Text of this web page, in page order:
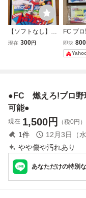
【ソフトなし】FC
プロ野球ファミリ
現在 300円
FC プ
ミリー
箱説付
ンソフ
即決 800
●FC 燃えろ!プ
可能●
現在 1,500円 （税0円）
1件 12月3日（
やや傷や汚れあり
あなただけの特別